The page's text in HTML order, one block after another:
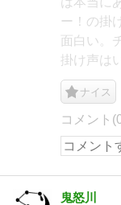
ー！の掛
面白い。
掛け声は
ナイス
コメント
鬼怒川